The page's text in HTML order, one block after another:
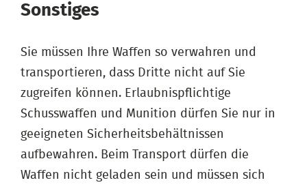
Sonstiges
Sie müssen Ihre Waffen so verwahren und
transportieren, dass Dritte nicht auf Sie
zugreifen können. Erlaubnispflichtige
Schusswaffen und Munition dürfen Sie nur in
geeigneten Sicherheitsbehältnissen
aufbewahren. Beim Transport dürfen die
Waffen nicht geladen sein und müssen sich